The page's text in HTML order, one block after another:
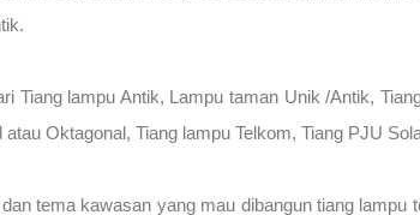
lampu Antik, Lampu taman Unik /Antik,
Oktagonal, Tiang lampu Telkom, Tiang PJU
tema kawasan yang mau dibangun tiang